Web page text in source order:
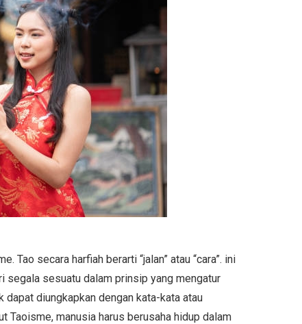
Tao secara harfiah berarti “jalan” atau “cara”. ini
segala sesuatu dalam prinsip yang mengatur
diungkapkan dengan kata-kata atau
Taoisme, manusia harus berusaha hidup dalam